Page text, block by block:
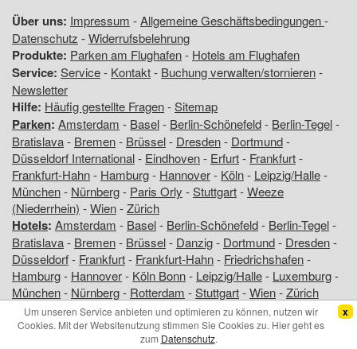
Über uns: Impressum -Allgemeine Geschäftsbedingungen-
Datenschutz -Widerrufsbelehrung
Produkte: Parken am Flughafen- Hotels am Flughafen
Service: Service- Kontakt- Buchung verwalten/stornieren-
Newsletter
Hilfe: Häufig gestellte Fragen-Sitemap
Parken: Amsterdam - Basel- Berlin-Schönefeld- Berlin-Tegel-
Bratislava- Bremen- Brüssel- Dresden- Dortmund-
Düsseldorf International- Eindhoven- Erfurt- Frankfurt-
Frankfurt-Hahn- Hamburg- Hannover- Köln- Leipzig/Halle-
München- Nürnberg- Paris Orly -Stuttgart-Weeze
(Niederrhein) -Wien-Zürich
Hotels: Amsterdam - Basel- Berlin-Schönefeld- Berlin-Tegel-
Bratislava- Bremen- Brüssel- Danzig- Dortmund- Dresden-
Düsseldorf- Frankfurt- Frankfurt-Hahn- Friedrichshafen-
Hamburg- Hannover- Köln Bonn- Leipzig/Halle- Luxemburg-
München- Nürnberg- Rotterdam -Stuttgart-Wien-Zürich
Copyright © 2026 www.am-flughafen.com - Flughafenhotels und
-parkplätze zu garantierten Top-Preisen!
x
Um unseren Service anbieten und optimieren zu können, nutzen wir
Cookies. Mit der Websitenutzung stimmen Sie Cookies zu. Hier geht es
zum Datenschutz.